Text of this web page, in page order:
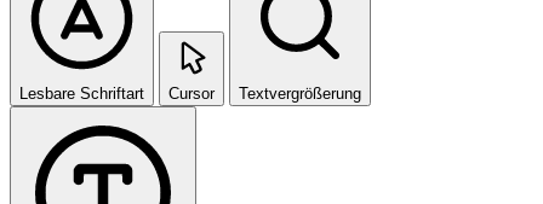
Lesbare Schriftart Cursor Textvergrößerung